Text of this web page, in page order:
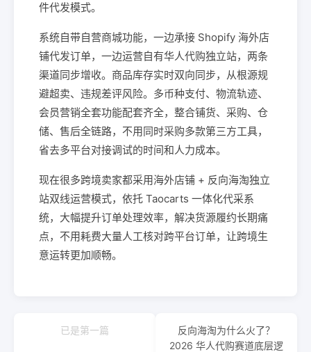
件代发模式。
系统自带自营商城功能，一边承接 Shopify 海外店
铺代发订单，一边运营自有华人代购独立站，两条
渠道同步增收。商品库存实时双向同步，从根源规
避超卖、违规差评风险。多币种支付、物流轨迹、
会员营销全套功能配套齐全，整合铺货、采购、仓
储、售后全链路，不用同时采购多款第三方工具，
省去多平台对接调试的时间和人力成本。
现在很多跨境卖家都采用海外店铺 + 反向海淘独立
站双线运营模式，依托 Taocarts 一体化代采系
统，大幅提升订单处理效率，解决货源履约长期痛
点，不用耗费大量人工核对跨平台订单，让跨境生
意运转更加顺畅。
已是第一篇
反向海淘为什么火了？
2026 华人代购赛道底层逻